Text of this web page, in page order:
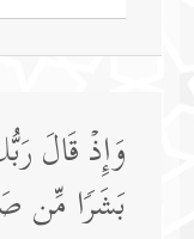
وَإِذۡ قَالَ
بَشَرࣰا مِّن